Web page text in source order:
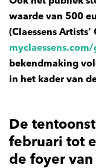
waarde van 500
(Claessens
bekendmaking
in het kader van
De
februari tot
de foyer van